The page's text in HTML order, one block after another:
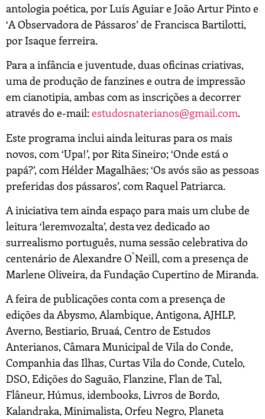
antologia poética, por Luís Aguiar e João Artur Pinto e
‘A Observadora de Pássaros’ de Francisca Bartilotti,
por Isaque ferreira.
Para a infância e juventude,duas oficinas criativas,
uma de produção de fanzines e outra de impressão
em cianotipia, ambas com as inscrições a decorrer
através do e-mail:estudosnaterianos@gmail.com.
Este programa inclui ainda leituras para os mais
novos, com ‘Upa!’, por Rita Sineiro; ‘Onde está o
papá?’, com Hélder Magalhães; ‘Os avós são as pessoas
preferidas dos pássaros’, com Raquel Patriarca.
A iniciativa tem ainda espaço para mais um clube de
leitura ‘leremvozalta’, desta vez dedicado ao
surrealismo português, numa sessão celebrativa do
centenário de Alexandre O`Neill, com a presença de
Marlene Oliveira, da Fundação Cupertino de Miranda.
A feira de publicações conta com a presença de
edições da Abysmo, Alambique, Antigona, AJHLP,
Averno, Bestiario, Bruaá, Centro de Estudos
Anterianos, Câmara Municipal de Vila do Conde,
Companhia das Ilhas, Curtas Vila do Conde, Cutelo,
DSO, Edições do Saguão, Flanzine, Flan de Tal,
Flâneur, Húmus, idembooks, Livros de Bordo,
Kalandraka, Minimalista, Orfeu Negro, Planeta